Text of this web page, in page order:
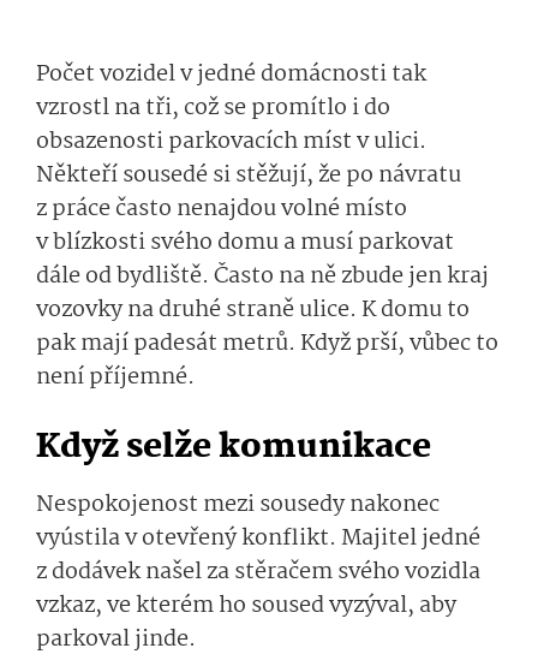
Počet vozidel v jedné domácnosti tak
vzrostl na tři, což se promítlo i do
obsazenosti parkovacích míst v ulici.
Někteří sousedé si stěžují, že po návratu
z práce často nenajdou volné místo
v blízkosti svého domu a musí parkovat
dále od bydliště. Často na ně zbude jen kraj
vozovky na druhé straně ulice. K domu to
pak mají padesát metrů. Když prší, vůbec to
není příjemné.
Když selže komunikace
Nespokojenost mezi sousedy nakonec
vyústila v otevřený konflikt. Majitel jedné
z dodávek našel za stěračem svého vozidla
vzkaz, ve kterém ho soused vyzýval, aby
parkoval jinde.